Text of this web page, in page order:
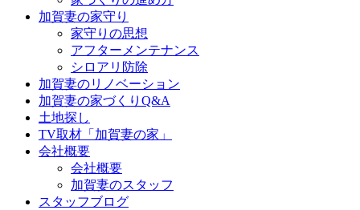
加賀妻の家守り
家守りの思想
アフターメンテナンス
シロアリ防除
加賀妻のリノベーション
加賀妻の家づくりQ&A
土地探し
TV取材「加賀妻の家」
会社概要
会社概要
加賀妻のスタッフ
スタッフブログ